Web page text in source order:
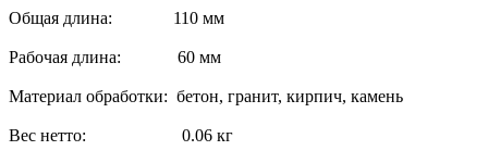
Общая длина: 110 мм
Рабочая длина: 60 мм
Материал обработки: бетон, гранит, кирпич, камень
Вес нетто: 0.06 кг